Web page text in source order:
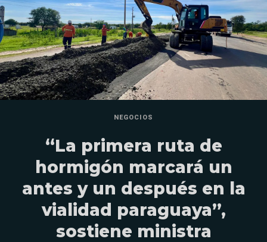
NEGOCIOS
“La primera ruta de
hormigón marcará un
antes y un después en la
vialidad paraguaya”,
sostiene ministra